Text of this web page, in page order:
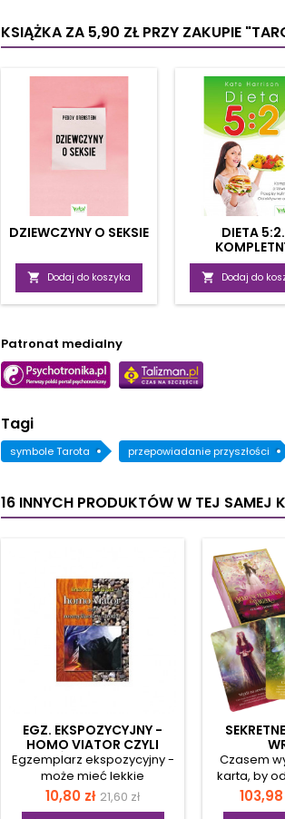
uporządkowane,...
afirmacje
KSIĄŻKA ZA 5,90 ZŁPRZY ZAKUPIE
DZIEWCZYNY O SEKSIE
 Dodaj do koszyka
DIETA 5:2.
PRZEPISY
OBIEKTYWNE
 Dodaj do
Patronat medialny
Tagi
symbole Tarota przepowiadanie przyszłości
16 INNYCH PRODUKTÓW W TEJ SAMEJ
EGZ. EKSPOZYCYJNY -
HOMO VIATOR CZYLI
ROZMYŚLANIA W DRODZE
Egzemplarz ekspozycyjny -
może mieć lekkie
uszkodzenia (np.
zarysowanie, otarcie
Cena
10,80 zł Cena
21,60 zł
Czasem
karta, by
uzyskać
poczuć się
Cena
103,98